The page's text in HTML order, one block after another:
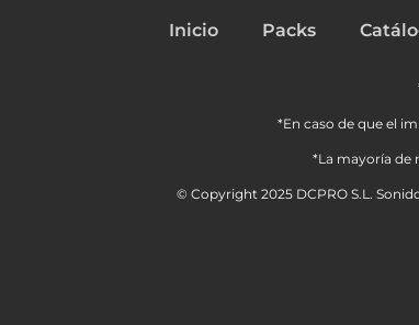
Inicio Packs
*En caso de que el
*La mayoría de
© Copyright 2025 DCPRO S.L.